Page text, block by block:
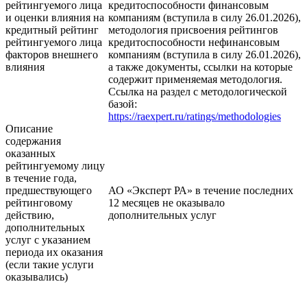
рейтингуемого лица
и оценки влияния на
кредитный рейтинг
рейтингуемого лица
факторов внешнего
влияния
кредитоспособности финансовым
компаниям (вступила в силу 26.01.2026),
методология присвоения рейтингов
кредитоспособности нефинансовым
компаниям (вступила в силу 26.01.2026),
а также документы, ссылки на которые
содержит применяемая методология.
Ссылка на раздел с методологической
базой:
https://raexpert.ru/ratings/methodologies
Описание
содержания
оказанных
рейтингуемому лицу
в течение года,
предшествующего
рейтинговому
действию,
дополнительных
услуг с указанием
периода их оказания
(если такие услуги
оказывались)
АО «Эксперт РА» в течение последних
12 месяцев не оказывало
дополнительных услуг